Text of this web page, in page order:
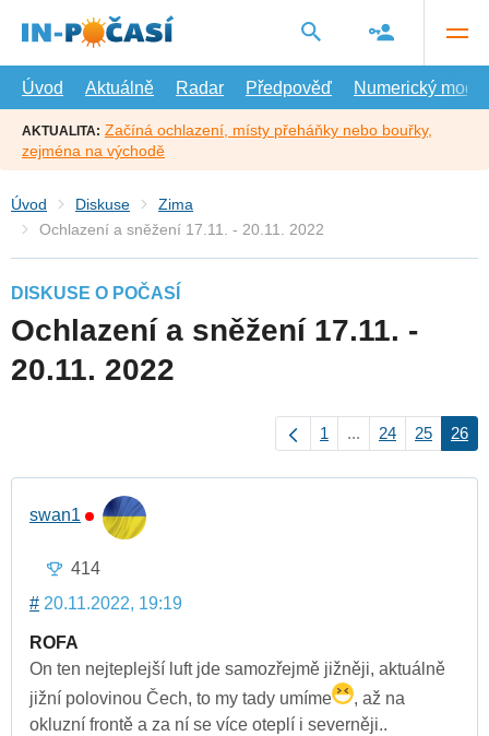
hlavní
Úvod
Aktuálně Radar Předpověď Numerický model
AKTUALITA: Začíná ochlazení, místy přeháňky nebo bouřky,
zejména na východě
Úvod Diskuse
Zima
Ochlazení a sněžení 17.11. - 20.11. 2022
DISKUSE O POČASÍ
Ochlazení a sněžení 17.11. -
20.11. 2022
1 ... 24 25 26
swan1
414
# 20.11.2022, 19:19
ROFA
On ten nejteplejší luft jde samozřejmě jižněji, aktuálně
jižní polovinou Čech, to my tady umíme
, až na
okluzní frontě a za ní se více oteplí i severněji..